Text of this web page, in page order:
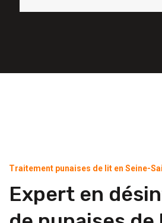
Traitement punaises de lit en Seine-
Expert en